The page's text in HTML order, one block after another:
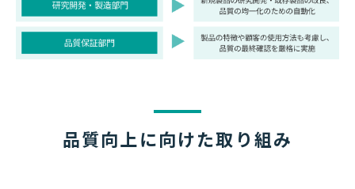
品質向上に向けた取り組み